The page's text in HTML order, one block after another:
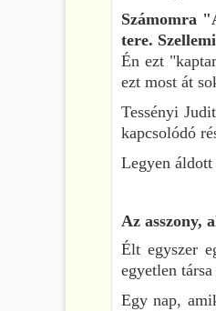
Számomra
tere.
Én ezt
ezt most át
Tessényi
kapcsolódó
Legyen
Az asszony,
Élt egyszer
egyetlen
Egy nap,